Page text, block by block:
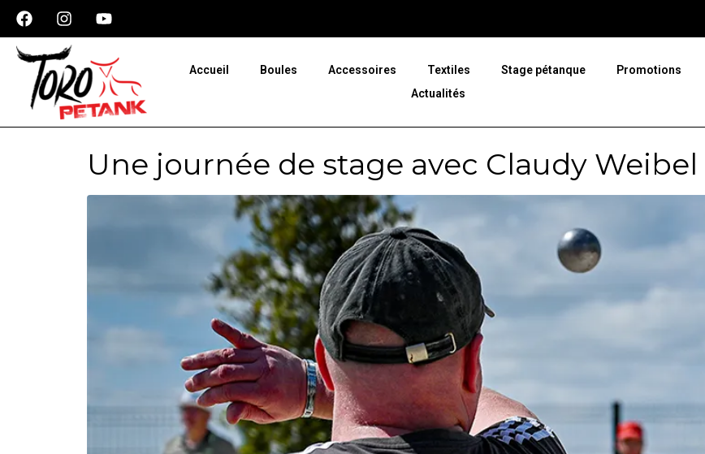
Accueil Boules Accessoires Textiles Stage pétanque
Promotions
Actualités
Une journée de stage avec Claudy Weibel